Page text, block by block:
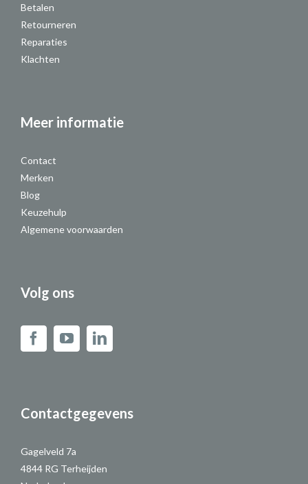
Betalen
Retourneren
Reparaties
Klachten
Meer informatie
Contact
Merken
Blog
Keuzehulp
Algemene voorwaarden
Volg ons
Contactgegevens
Gagelveld 7a
4844 RG Terheijden